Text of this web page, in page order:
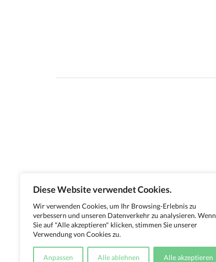
Diese Website verwendet Cookies.
Wir verwenden Cookies, um Ihr Browsing-Erlebnis zu
verbessern und unseren Datenverkehr zu analysieren. Wenn
Sie auf "Alle akzeptieren" klicken, stimmen Sie unserer
Verwendung von Cookies zu.
Anpassen Alle ablehnen Alle akzeptieren